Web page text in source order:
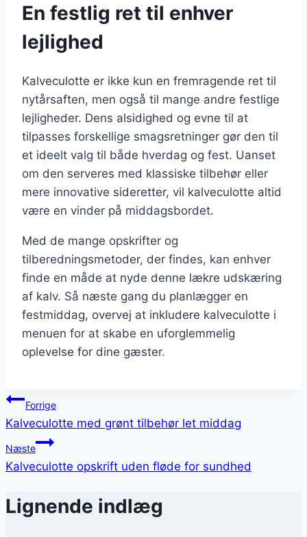
En festlig ret til enhver
lejlighed
Kalveculotte er ikke kun en fremragende ret til
nytårsaften, men også til mange andre festlige
lejligheder. Dens alsidighed og evne til at
tilpasses forskellige smagsretninger gør den til
et ideelt valg til både hverdag og fest. Uanset
om den serveres med klassiske tilbehør eller
mere innovative sideretter, vil kalveculotte altid
være en vinder på middagsbordet.
Med de mange opskrifter og
tilberedningsmetoder, der findes, kan enhver
finde en måde at nyde denne lækre udskæring
af kalv. Så næste gang du planlægger en
festmiddag, overvej at inkludere kalveculotte i
menuen for at skabe en uforglemmelig
oplevelse for dine gæster.
Indlægsnavigation
Forrige
Kalveculotte med grønt tilbehør let middag
Næste
Kalveculotte opskrift uden fløde for sundhed
Lignende indlæg